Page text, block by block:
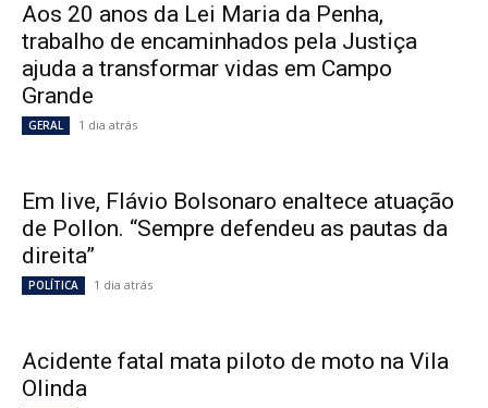
Aos 20 anos da Lei Maria da Penha,
trabalho de encaminhados pela Justiça
ajuda a transformar vidas em Campo
Grande
GERAL 1 dia atrás
Em live, Flávio Bolsonaro enaltece atuação
de Pollon. “Sempre defendeu as pautas da
direita”
POLÍTICA 1 dia atrás
Acidente fatal mata piloto de moto na Vila
Olinda